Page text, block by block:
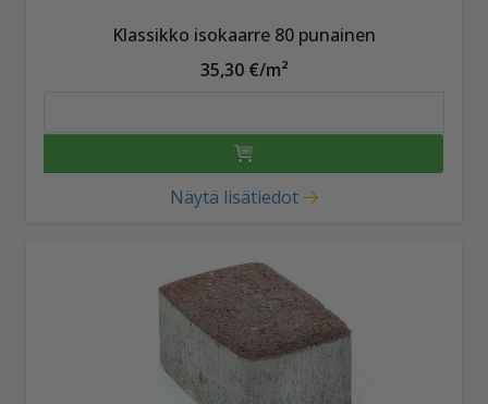
Klassikko isokaarre 80 punainen
35,30 €/m²
Näytä lisätiedot